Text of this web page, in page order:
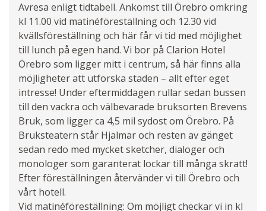
Avresa enligt tidtabell. Ankomst till Örebro omkring
kl 11.00 vid matinéföreställning och 12.30 vid
kvällsföreställning och här får vi tid med möjlighet
till lunch på egen hand. Vi bor på Clarion Hotel
Örebro som ligger mitt i centrum, så här finns alla
möjligheter att utforska staden – allt efter eget
intresse! Under eftermiddagen rullar sedan bussen
till den vackra och välbevarade bruksorten Brevens
Bruk, som ligger ca 4,5 mil sydost om Örebro. På
Bruksteatern står Hjalmar och resten av gänget
sedan redo med mycket sketcher, dialoger och
monologer som garanterat lockar till många skratt!
Efter föreställningen återvänder vi till Örebro och
vårt hotell.
Vid matinéföreställning: Om möjligt checkar vi in kl